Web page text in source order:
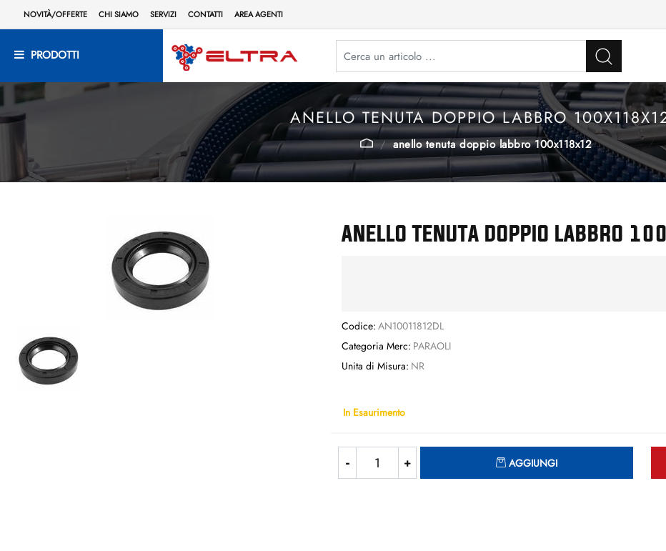
NOVITÀ/OFFERTE CHI SIAMO SERVIZI CONTATTI AREA AGENTI
PRODOTTI
ANELLO TENUTA DOPPIO LABBRO
anello tenuta doppio labbro 100x118x12
ANELLO TENUTA DOPPIO LABBRO
Codice: AN10011812DL
Categoria Merc: PARAOLI
Unita di Misura: NR
In Esaurimento
AGGIUNGI